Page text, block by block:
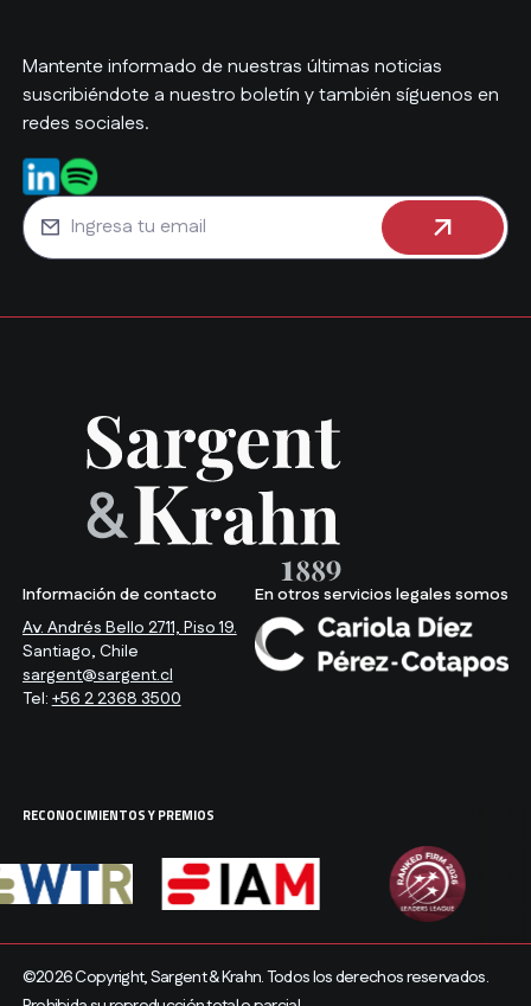
Mantente informado de nuestras últimas noticias
suscribiéndote a nuestro boletín y también síguenos en
redes sociales.
Información de contacto
Av. Andrés Bello 2711, Piso 19.
Santiago, Chile
sargent@sargent.cl
Tel:+56 2 2368 3500
En otros servicios legales somos
RECONOCIMIENTOS Y PREMIOS
©2026 Copyright, Sargent & Krahn. Todos los derechos reservados.